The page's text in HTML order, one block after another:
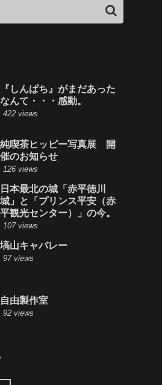
『しんぱち』がまだあった
なんて・・・感動。
422 views
純喫茶ヒッピー写真展 開
催のお知らせ
126 views
日本最北の城「赤平徳川
城」と「プリンス平安（赤
平観光センター）」の今。
107 views
塙山キャバレー
97 views
自由製作室
92 views